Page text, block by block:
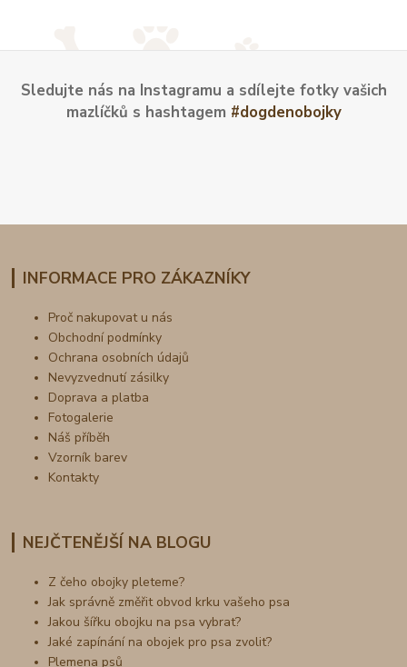
Sledujte nás na Instagramu a sdílejte fotky vašich
mazlíčků s hashtagem #dogdenobojky
INFORMACE PRO ZÁKAZNÍKY
Proč nakupovat u nás
Obchodní podmínky
Ochrana osobních údajů
Nevyzvednutí zásilky
Doprava a platba
Fotogalerie
Náš příběh
Vzorník barev
Kontakty
NEJČTENĚJŠÍ NA BLOGU
Z čeho obojky pleteme?
Jak správně změřit obvod krku vašeho psa
Jakou šířku obojku na psa vybrat?
Jaké zapínání na obojek pro psa zvolit?
Plemena psů